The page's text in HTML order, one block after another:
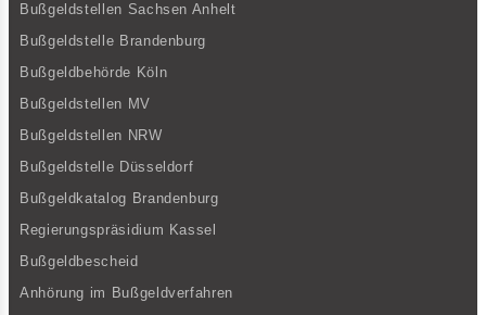
Bußgeldstellen Sachsen Anhelt
Bußgeldstelle Brandenburg
Bußgeldbehörde Köln
Bußgeldstellen MV
Bußgeldstellen NRW
Bußgeldstelle Düsseldorf
Bußgeldkatalog Brandenburg
Regierungspräsidium Kassel
Bußgeldbescheid
Anhörung im Bußgeldverfahren